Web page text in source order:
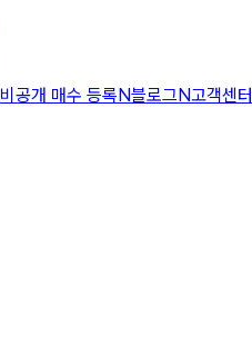
비공개 매수 등록N블로그N고객센터